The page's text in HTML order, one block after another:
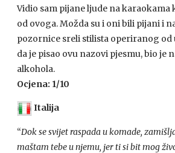
Vidio sam pijane ljude na karaokama
od ovoga. Možda su i oni bili pijani i
pozornice sreli stilista operiranog od
da je pisao ovu nazovi pjesmu, bio je
alkohola.
Ocjena: 1/10
Italija
“Dok se svijet raspada u komade,
maštam tebe u njemu, jer ti si bit mog